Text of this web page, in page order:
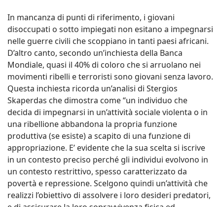
In mancanza di punti di riferimento, i giovani
disoccupati o sotto impiegati non esitano a impegnarsi
nelle guerre civili che scoppiano in tanti paesi africani.
D’altro canto, secondo un’inchiesta della Banca
Mondiale, quasi il 40% di coloro che si arruolano nei
movimenti ribelli e terroristi sono giovani senza lavoro.
Questa inchiesta ricorda un’analisi di Stergios
Skaperdas che dimostra come “un individuo che
decida di impegnarsi in un’attività sociale violenta o in
una ribellione abbandona la propria funzione
produttiva (se esiste) a scapito di una funzione di
appropriazione. E’ evidente che la sua scelta si iscrive
in un contesto preciso perché gli individui evolvono in
un contesto restrittivo, spesso caratterizzato da
povertà e repressione. Scelgono quindi un’attività che
realizzi l’obiettivo di assolvere i loro desideri predatori,